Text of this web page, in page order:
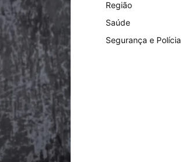
Região
Saúde
Segurança e Polícia